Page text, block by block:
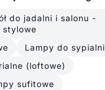
do jadalni i salonu -
stylowe
Lampy do sypialni
(loftowe)
sufitowe